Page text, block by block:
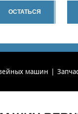
ОСТАТЬСЯ
машин